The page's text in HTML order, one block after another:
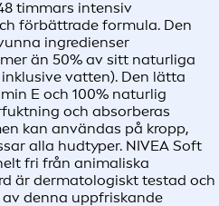
timmars intensiv
förbättrade formula. Den
ingredienser
än 50% av sitt naturliga
vatten). Den lätta
E och 100% naturlig
och absorberas
kan användas på kropp,
alla hudtyper. NIVEA Soft
fri från animaliska
är dermatologiskt testad och
denna uppfriskande